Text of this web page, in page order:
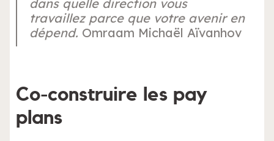
dans quelle direction vous
travaillez parce que votre avenir en
dépend. Omraam Michaël Aïvanhov
Co-construire les pay
plans